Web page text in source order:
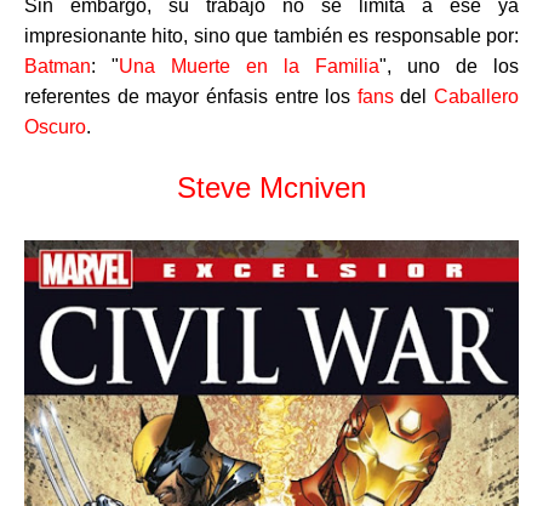
Sin embargo, su trabajo no se limita a ese ya
impresionante hito, sino que también es responsable por:
Batman: "Una Muerte en la Familia", uno de los
referentes de mayor énfasis entre los fansdel Caballero
Oscuro.
Steve Mcniven